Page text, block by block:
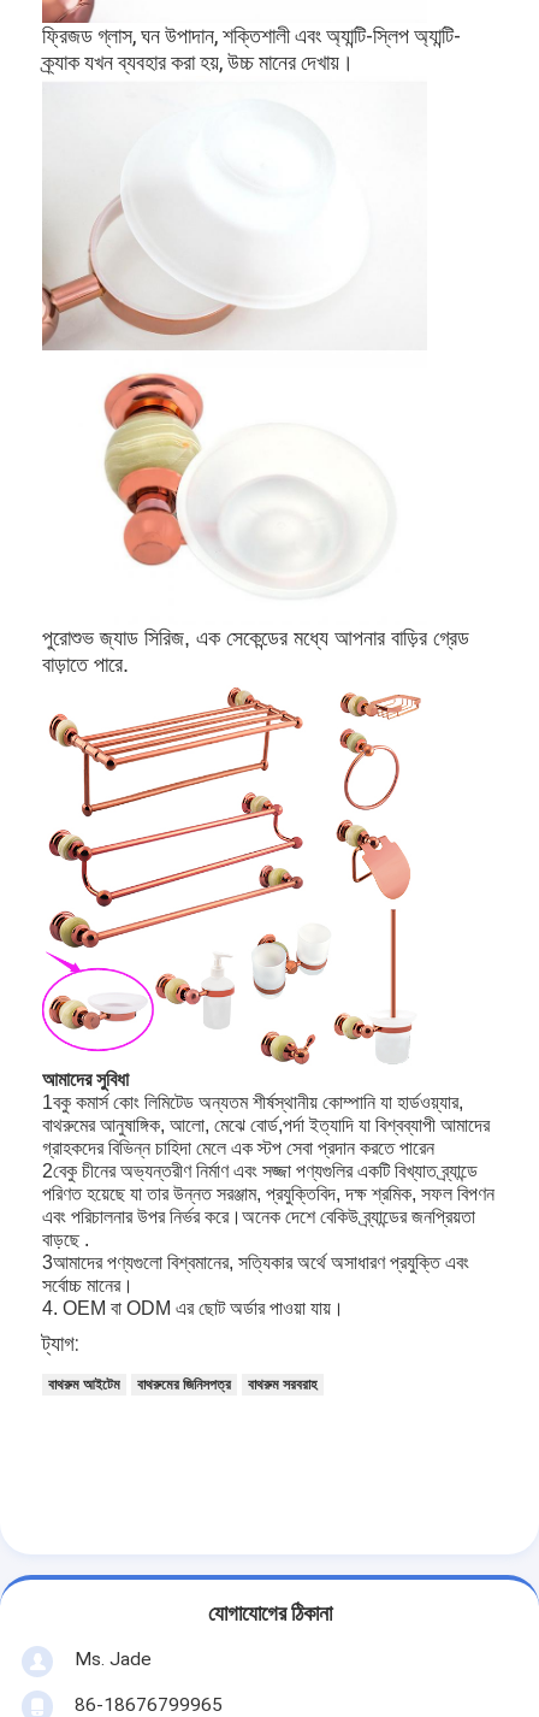
আমাদের সম্বন্ধে
কারখানা পরিদর্শন
খবর
মামলা
মর্টাইজ ডোর লক
স্টেইনলেস স্টীল দরজা লক
প্রবেশদ্বার হ্যান্ডলেসেট
স্মার্ট ডোর লক
দরজার আনুষাঙ্গিক হার্ডওয়্যার
সিলিন্ডার ডোর বোতাম
টিউবুলার লক
স্মার্ট ক্যাবিনেট লক
ধাতব স্লাইডিং দরজার লক
স্মার্ট ওয়াটার কল
বাথরুমের স্যানিটারি সামগ্রী
বাথরুমের ঝরনা প্যানেল
বাথরুম আনুষাঙ্গিক
বাথরুমের ক্যাবিনেটের সেট
আসবাবপত্রের হ্যান্ডল এবং বোতাম
হ্যান্ডব্যাগ আনুষাঙ্গিক হার্ডওয়্যার
পুনরায় সেটযোগ্য সংমিশ্রণ লক
ফ্রিজড গ্লাস, ঘন উপাদান, শক্তিশালী এবং অ্যান্টি-স্লিপ অ্যান্টি-
ক্র্যাক যখন ব্যবহার করা হয়, উচ্চ মানের দেখায়।
পুরোশুভ জ্যাড সিরিজ, এক সেকেন্ডের মধ্যে আপনার বাড়ির গ্রেড
বাড়াতে পারে.
আমাদের সুবিধা
1বকু কমার্স কোং লিমিটেড অন্যতম শীর্ষস্থানীয় কোম্পানি যা হার্ডওয়্যার,
বাথরুমের আনুষাঙ্গিক, আলো, মেঝে বোর্ড,পর্দা ইত্যাদি যা বিশ্বব্যাপী আমাদের
গ্রাহকদের বিভিন্ন চাহিদা মেলে এক স্টপ সেবা প্রদান করতে পারেন
2বেকু চীনের অভ্যন্তরীণ নির্মাণ এবং সজ্জা পণ্যগুলির একটি বিখ্যাত ব্র্যান্ডে
পরিণত হয়েছে যা তার উন্নত সরঞ্জাম, প্রযুক্তিবিদ, দক্ষ শ্রমিক, সফল বিপণন
এবং পরিচালনার উপর নির্ভর করে।অনেক দেশে বেকিউ ব্র্যান্ডের জনপ্রিয়তা
বাড়ছে .
3আমাদের পণ্যগুলো বিশ্বমানের, সত্যিকার অর্থে অসাধারণ প্রযুক্তি এবং
সর্বোচ্চ মানের।
4. OEM বা ODM এর ছোট অর্ডার পাওয়া যায়।
ট্যাগ:
বাথরুম আইটেম বাথরুমের জিনিসপত্র বাথরুম সরবরাহ
যোগাযোগের ঠিকানা
Ms. Jade
86-18676799965